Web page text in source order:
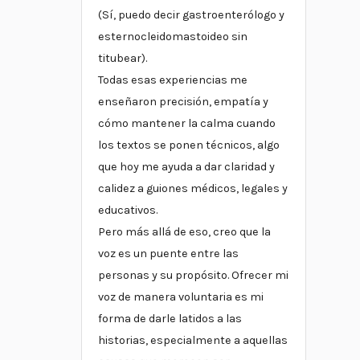
(Sí, puedo decir gastroenterólogo y
esternocleidomastoideo sin
titubear).
Todas esas experiencias me
enseñaron precisión, empatía y
cómo mantener la calma cuando
los textos se ponen técnicos, algo
que hoy me ayuda a dar claridad y
calidez a guiones médicos, legales y
educativos.
Pero más allá de eso, creo que la
voz es un puente entre las
personas y su propósito. Ofrecer mi
voz de manera voluntaria es mi
forma de darle latidos a las
historias, especialmente a aquellas